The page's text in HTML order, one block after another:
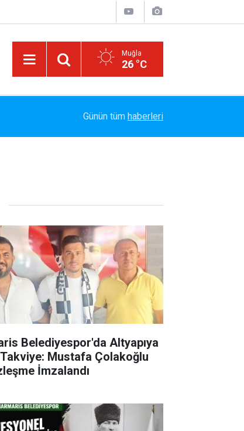
Muğla
26 °C
Tamamladı
Günün tüm haberleri
Belediyespor'da Altyapıya
Mustafa Çolakoğlu
İmzalandı